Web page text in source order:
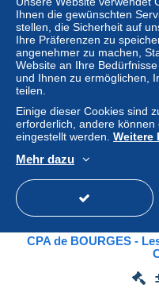
Status
Anzeige
CPA de BOURGES -
Ihnen die gewünschten
stellen, die Sicherheit auf
Ihre Präferenzen zu
angenehmer zu machen,
Website an Ihre
und Ihnen zu ermöglichen,
teilen.
Einige dieser Cookies sind
erforderlich, andere
eingestellt werden. Weitere
Mehr dazu